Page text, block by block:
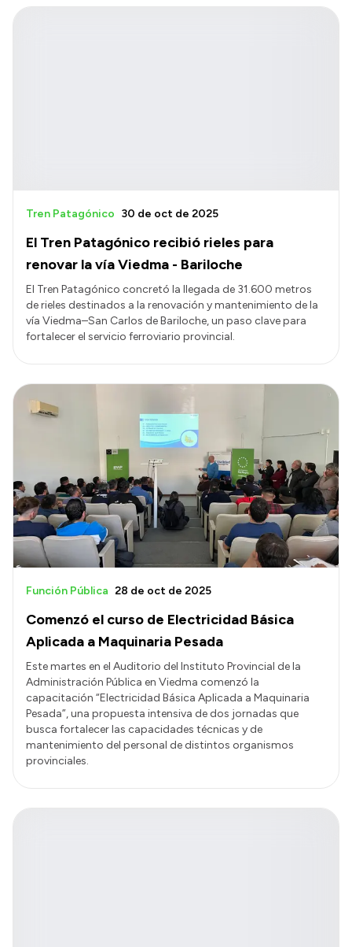
El Tren Patagónico recibió rieles para
renovar la vía Viedma - Bariloche
Tren Patagónico 30 de oct de 2025
El Tren Patagónico concretó la llegada de 31.600 metros
de rieles destinados a la renovación y mantenimiento de la
vía Viedma–San Carlos de Bariloche, un paso clave para
fortalecer el servicio ferroviario provincial.
Comenzó el curso de Electricidad Básica
Aplicada a Maquinaria Pesada
Función Pública 28 de oct de 2025
Este martes en el Auditorio del Instituto Provincial de la
Administración Pública en Viedma comenzó la
capacitación “Electricidad Básica Aplicada a Maquinaria
Pesada”, una propuesta intensiva de dos jornadas que
busca fortalecer las capacidades técnicas y de
mantenimiento del personal de distintos organismos
provinciales.